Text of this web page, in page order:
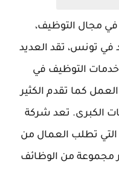
مجال التوظيف،
في تونس، تقد العديد
التوظيف في
كما تقدم الكثير
الكبرى. تعد شركة
تطلب العمال من
مجموعة من الوظائف